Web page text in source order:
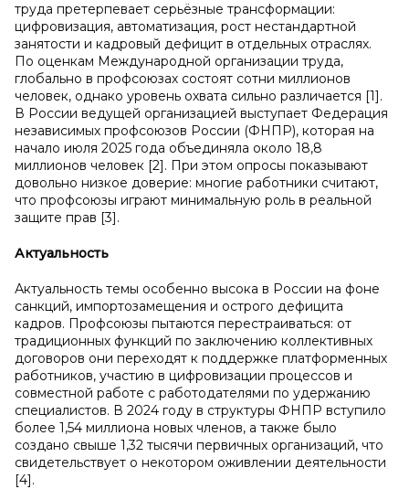
труда претерпевает серьёзные трансформации:
цифровизация, автоматизация, рост нестандартной
занятости и кадровый дефицит в отдельных отраслях.
По оценкам Международной организации труда,
глобально в профсоюзах состоят сотни миллионов
человек, однако уровень охвата сильно различается [1].
В России ведущей организацией выступает Федерация
независимых профсоюзов России (ФНПР), которая на
начало июля 2025 года объединяла около 18,8
миллионов человек [2]. При этом опросы показывают
довольно низкое доверие: многие работники считают,
что профсоюзы играют минимальную роль в реальной
защите прав [3].
Актуальность
Актуальность темы особенно высока в России на фоне
санкций, импортозамещения и острого дефицита
кадров. Профсоюзы пытаются перестраиваться: от
традиционных функций по заключению коллективных
договоров они переходят к поддержке платформенных
работников, участию в цифровизации процессов и
совместной работе с работодателями по удержанию
специалистов. В 2024 году в структуры ФНПР вступило
более 1,54 миллиона новых членов, а также было
создано свыше 1,32 тысячи первичных организаций, что
свидетельствует о некотором оживлении деятельности
[4].